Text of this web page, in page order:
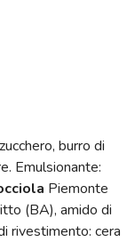
burro di
Emulsionante:
Piemonte
(BA), amido di
rivestimento: cera